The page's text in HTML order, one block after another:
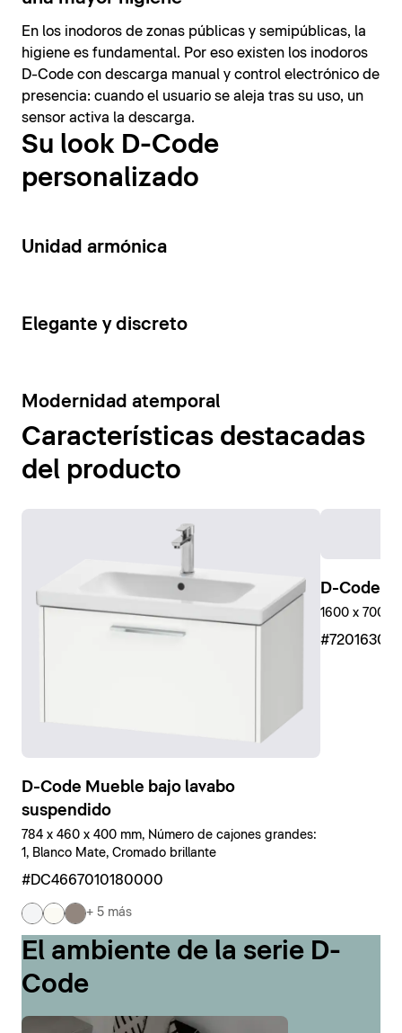
En los inodoros de zonas públicas y semipúblicas, la
higiene es fundamental. Por eso existen los inodoros
D-Code con descarga manual y control electrónico de
presencia: cuando el usuario se aleja tras su uso, un
sensor activa la descarga.
Su look D-Code
personalizado
14
Unidad armónica
15
Elegante y discreto
10
Modernidad atemporal
Características destacadas
del producto
D-Code Mueble bajo lavabo
suspendido
784 x 460 x 400 mm, Número de cajones grandes:
1, Blanco Mate, Cromado brillante
#DC4667010180000
+ 5 más
D-Code
1600 x 700
El ambiente de la serie D-
Code